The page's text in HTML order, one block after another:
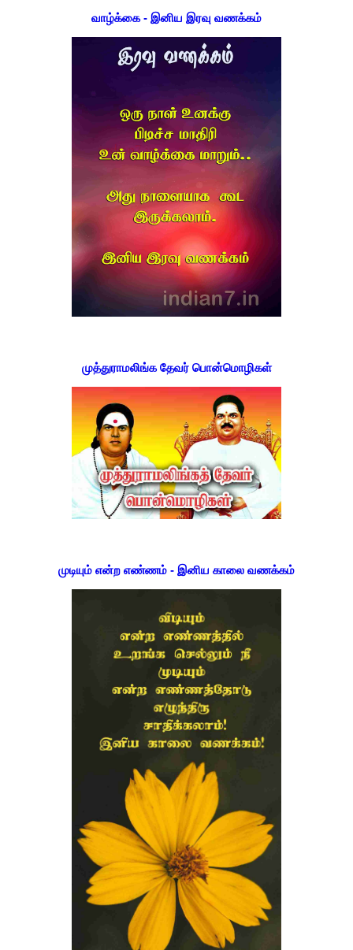
வாழ்க்கை - இனிய இரவு வணக்கம்
முத்துராமலிங்க தேவர் பொன்மொழிகள்
முடியும் என்ற எண்ணம் - இனிய காலை வணக்கம்